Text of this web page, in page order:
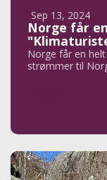
Sep 13, 2024
Norge får
Norge får en
strømmer til